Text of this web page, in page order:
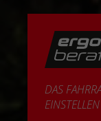
DAS
EINSTELLEN